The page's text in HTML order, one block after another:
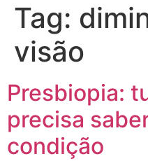
Tag:
visão
Presbiopia:
precisa
condição